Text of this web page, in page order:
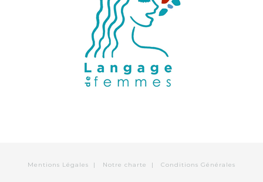
Mentions Légales | Notre charte | Conditions Générales